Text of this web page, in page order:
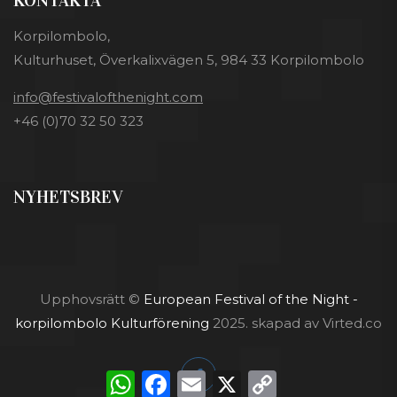
Korpilombolo,
Kulturhuset, Överkalixvägen 5, 984 33 Korpilombolo
info@festivalofthenight.com
+46 (0)70 32 50 323
NYHETSBREV
Upphovsrätt © European Festival of the Night -
korpilombolo Kulturförening 2025. skapad av Virted.co
W
F
m
X